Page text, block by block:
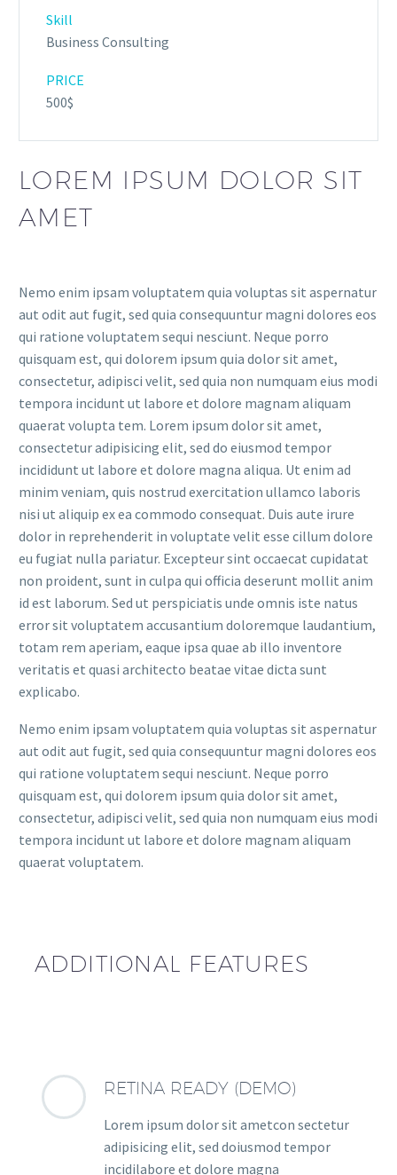
Skill
Business Consulting
PRICE
500$
LOREM IPSUM DOLOR SIT
AMET
Nemo enim ipsam voluptatem quia voluptas sit aspernatur
aut odit aut fugit, sed quia consequuntur magni dolores eos
qui ratione voluptatem sequi nesciunt. Neque porro
quisquam est, qui dolorem ipsum quia dolor sit amet,
consectetur, adipisci velit, sed quia non numquam eius modi
tempora incidunt ut labore et dolore magnam aliquam
quaerat volupta tem. Lorem ipsum dolor sit amet,
consectetur adipisicing elit, sed do eiusmod tempor
incididunt ut labore et dolore magna aliqua. Ut enim ad
minim veniam, quis nostrud exercitation ullamco laboris
nisi ut aliquip ex ea commodo consequat. Duis aute irure
dolor in reprehenderit in voluptate velit esse cillum dolore
eu fugiat nulla pariatur. Excepteur sint occaecat cupidatat
non proident, sunt in culpa qui officia deserunt mollit anim
id est laborum. Sed ut perspiciatis unde omnis iste natus
error sit voluptatem accusantium doloremque laudantium,
totam rem aperiam, eaque ipsa quae ab illo inventore
veritatis et quasi architecto beatae vitae dicta sunt
explicabo.
Nemo enim ipsam voluptatem quia voluptas sit aspernatur
aut odit aut fugit, sed quia consequuntur magni dolores eos
qui ratione voluptatem sequi nesciunt. Neque porro
quisquam est, qui dolorem ipsum quia dolor sit amet,
consectetur, adipisci velit, sed quia non numquam eius modi
tempora incidunt ut labore et dolore magnam aliquam
quaerat voluptatem.
ADDITIONAL FEATURES
RETINA READY (DEMO)
Lorem ipsum dolor sit ametcon sectetur
adipisicing elit, sed doiusmod tempor
incidilabore et dolore magna